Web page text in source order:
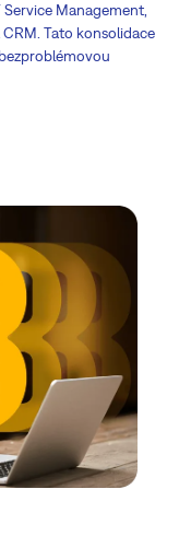
Service Management,
Tato konsolidace